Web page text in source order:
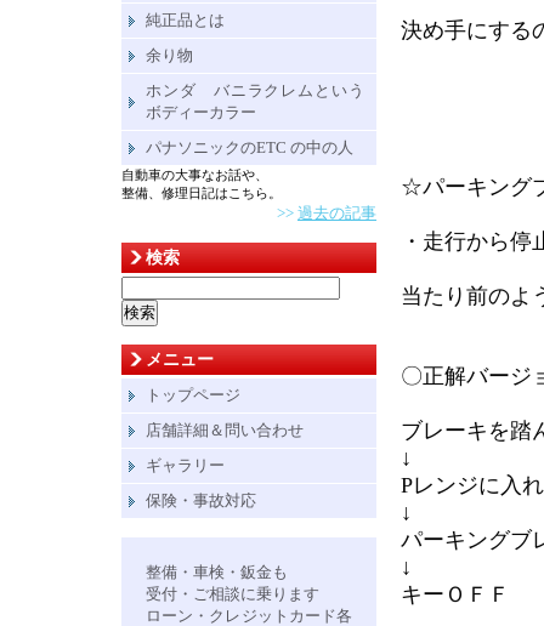
決め手にする
☆パーキング
・走行から
当たり前の
〇正解バージ
ブレーキを踏
↓
Pレンジに入
↓
パーキングブ
↓
キーＯＦＦ
純正品とは
余り物
ホンダ バニラクレムという
ボディーカラー
パナソニックのETC の中の人
自動車の大事なお話や、
整備、修理日記はこちら。
>> 過去の記事
検索
索:
メニュー
トップページ
店舗詳細＆問い合わせ
ギャラリー
保険・事故対応
整備・車検・鈑金も
受付・ご相談に乗ります
ローン・クレジットカード各